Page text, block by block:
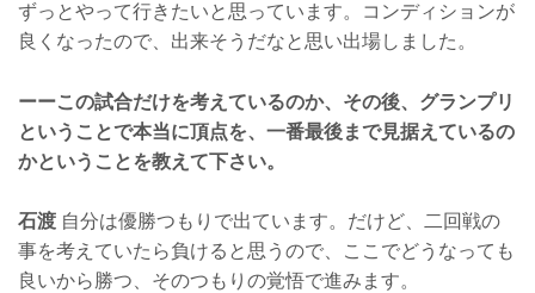
ずっとやって行きたいと思っています。コンディションが
良くなったので、出来そうだなと思い出場しました。
ーーこの試合だけを考えているのか、その後、グランプリ
ということで本当に頂点を、一番最後まで見据えているの
かということを教えて下さい。
石渡 自分は優勝つもりで出ています。だけど、二回戦の
事を考えていたら負けると思うので、ここでどうなっても
良いから勝つ、そのつもりの覚悟で進みます。